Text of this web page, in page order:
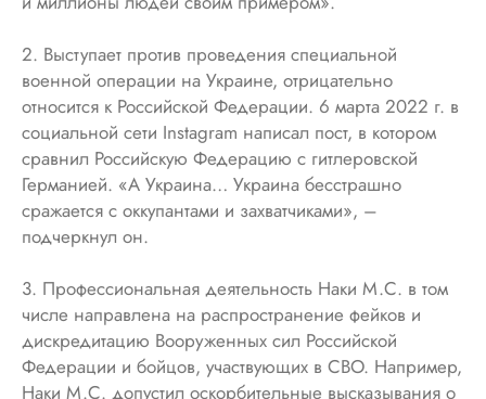
2. Выступает против проведения специальной
военной операции на Украине, отрицательно
относится к Российской Федерации. 6 марта 2022 г. в
социальной сети Instagram написал пост, в котором
сравнил Российскую Федерацию с гитлеровской
Германией. «А Украина… Украина бесстрашно
сражается с оккупантами и захватчиками», –
подчеркнул он.
3. Профессиональная деятельность Наки М.С. в том
числе направлена на распространение фейков и
дискредитацию Вооруженных сил Российской
Федерации и бойцов, участвующих в СВО. Например,
Наки М.С. допустил оскорбительные высказывания о